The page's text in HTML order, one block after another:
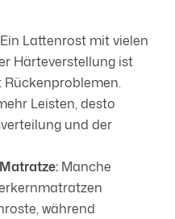
Ein Lattenrost mit vielen
Härteverstellung ist
Leisten, desto
und der
Manche
während